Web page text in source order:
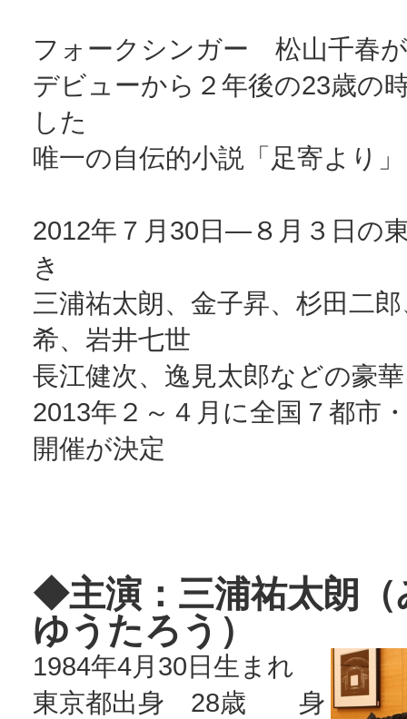
フォークシンガー 松山千春が
デビューから２年後の23歳の
した
唯一の自伝的小説「足寄より
2012年７月30日―８月３日の
き
三浦祐太朗、金子昇、杉田二
希、岩井七世
長江健次、逸見太郎などの豪
2013年２～４月に全国７都市
開催が決定
◆主演：三浦祐太朗（
ゆうたろう）
1984年4月30日生まれ
東京都出身 28歳 身